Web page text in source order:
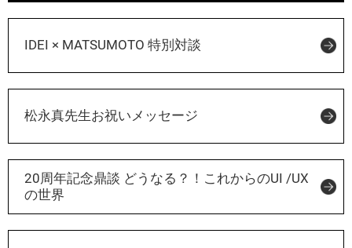
IDEI × MATSUMOTO 特別対談
松永真先生お祝いメッセージ
20周年記念鼎談 どうなる？！これからのUI /UX
の世界